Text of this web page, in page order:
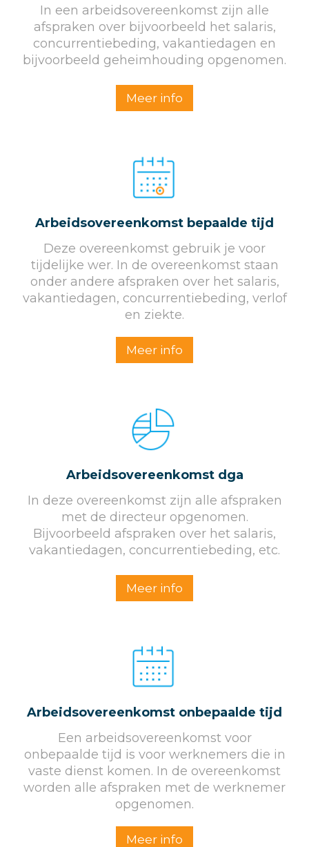
In een arbeidsovereenkomst zijn alle
afspraken over bijvoorbeeld het salaris,
concurrentiebeding, vakantiedagen en
bijvoorbeeld geheimhouding opgenomen.
Meer info
Arbeidsovereenkomst bepaalde tijd
Deze overeenkomst gebruik je voor
tijdelijke wer. In de overeenkomst staan
onder andere afspraken over het salaris,
vakantiedagen, concurrentiebeding, verlof
en ziekte.
Meer info
Arbeids­overeenkomst dga
In deze overeenkomst zijn alle afspraken
met de directeur opgenomen.
Bijvoorbeeld afspraken over het salaris,
vakantiedagen, concurrentiebeding, etc.
Meer info
Arbeids­overeenkomst onbepaalde tijd
Een arbeidsovereenkomst voor
onbepaalde tijd is voor werknemers die in
vaste dienst komen. In de overeenkomst
worden alle afspraken met de werknemer
opgenomen.
Meer info